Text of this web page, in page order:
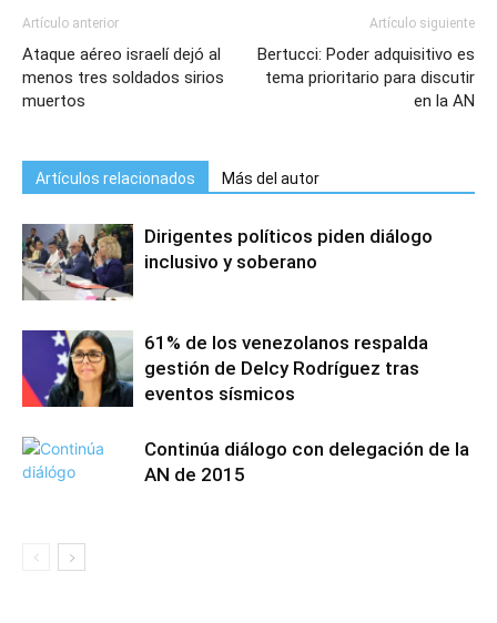
Artículo anterior
Ataque aéreo israelí dejó al
menos tres soldados sirios
muertos
Artículo siguiente
Bertucci: Poder adquisitivo es
tema prioritario para discutir
en la AN
Artículos relacionados Más del autor
Dirigentes políticos piden diálogo
inclusivo y soberano
61% de los venezolanos respalda
gestión de Delcy Rodríguez tras
eventos sísmicos
Continúa diálogo con delegación de la
AN de 2015